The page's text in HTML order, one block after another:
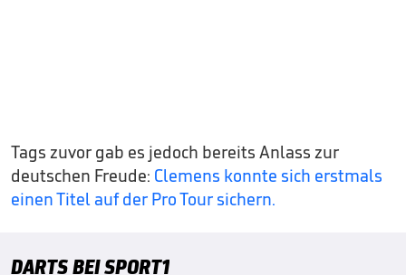
Tags zuvor gab es jedoch bereits Anlass zur
deutschen Freude: Clemens konnte sich erstmals
einen Titel auf der Pro Tour sichern.
DARTS BEI SPORT1